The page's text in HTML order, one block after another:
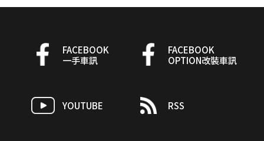
FACEBOOK
一手車訊
FACEBOOK
OPTION改裝車訊
YOUTUBE RSS